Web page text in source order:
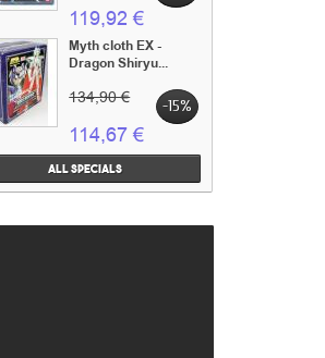
119,92 €
Myth cloth EX -
Dragon Shiryu...
134,90 € -15%
114,67 €
All specials